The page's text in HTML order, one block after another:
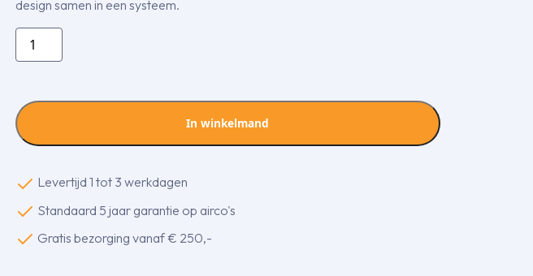
design samen in een systeem.
UT48FH.NA0
LG
4-
weg
rooster
aantal
In winkelmand
Levertijd 1 tot 3 werkdagen
Standaard 5 jaar garantie op airco's
Gratis bezorging vanaf € 250,-